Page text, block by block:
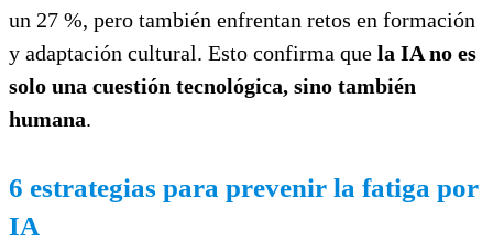
un 27 %, pero también enfrentan retos en formación
y adaptación cultural. Esto confirma que la IA no es
solo una cuestión tecnológica, sino también
humana.
6 estrategias para prevenir la fatiga por
IA